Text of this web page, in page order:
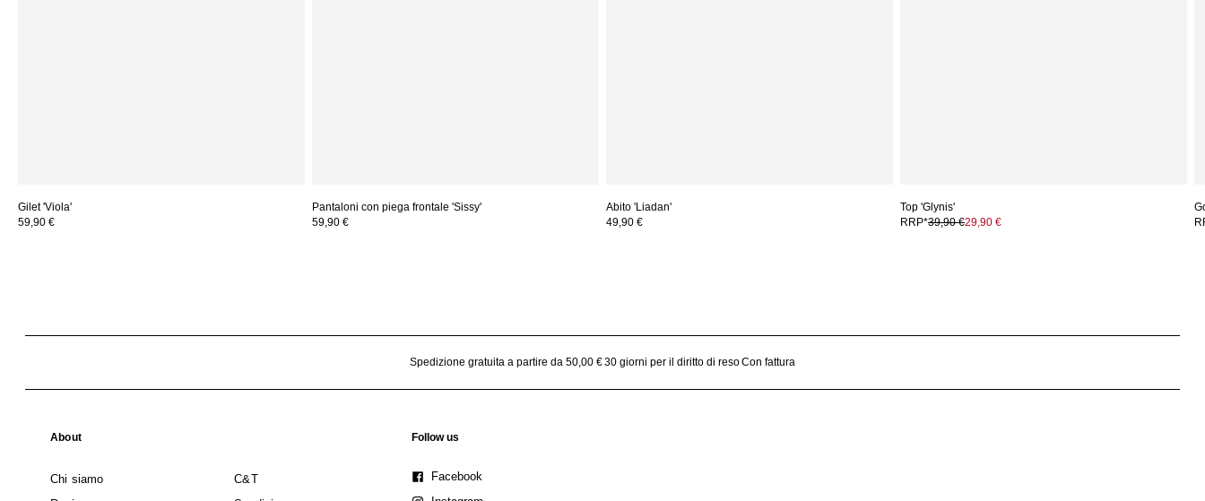
Gilet 'Viola'
59,90 €
Pantaloni con piega frontale 'Sissy'
59,90 €
Abito 'Liadan'
49,90 €
Top 'Glynis'
RRP*39,90 €29,90 €
Spedizione gratuita a partire da 50,00 €30 giorni per il diritto di resoCon fattura
About
Chi siamo
C&T
Follow us
Facebook